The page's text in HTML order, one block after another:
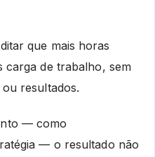
que mais horas
carga de trabalho, sem
resultados.
— como
— o resultado não